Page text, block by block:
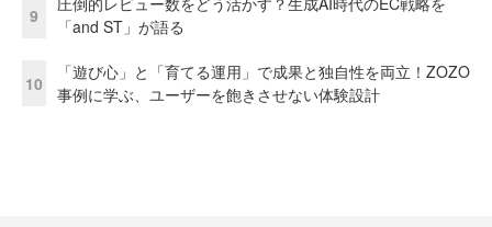
9
「and ST」が語る
10
「遊び心」と「育てる運用」で成果と独自性を両立！ZOZO
事例に学ぶ、ユーザーを飽きさせない体験設計